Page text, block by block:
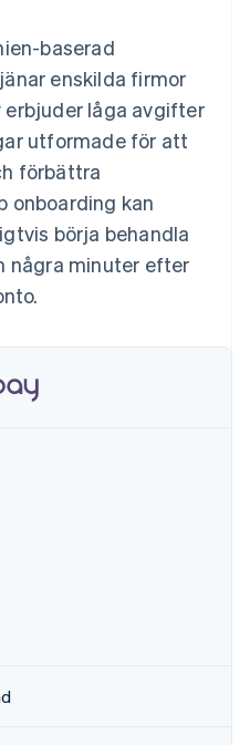
redovisning
Stripe Sigma
Anpassade
rapporter
Data Pipeline
Datasynkronisering
resor
tjänster
och
med
baserad
enskilda firmor
låga avgifter
utformade för att
förbättra
onboarding kan
börja behandla
några minuter efter